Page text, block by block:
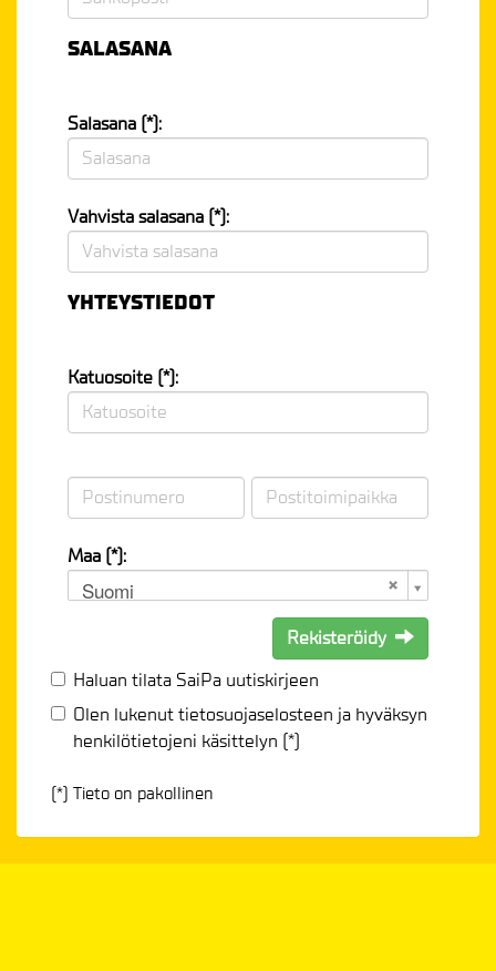
SALASANA
Salasana (*):
Vahvista salasana (*):
YHTEYSTIEDOT
Katuosoite (*):
Maa (*):
Suomi
Rekisteröidy
Haluan tilata SaiPa uutiskirjeen
Olen lukenuttietosuojaselosteen ja hyväksyn
henkilötietojeni käsittelyn (*)
(*) Tieto on pakollinen